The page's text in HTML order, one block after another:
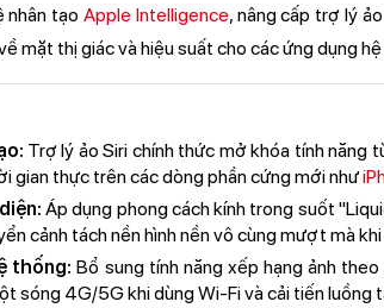
nhân tạoApple Intelligence, nâng cấp trợ lý
mặt thị giác và hiệu suất cho các ứng dụng
Trợ lý ảo Siri chính thức mở khóa tính năng
gian thực trên các dòng phần cứng mới như
Áp dụng phong cách kính trong suốt
cảnh tách nền hình nền vô cùng mượt mà
thống: Bổ sung tính năng xếp hạng ảnh
sóng 4G/5G khi dùng Wi-Fi và cải tiến luồng